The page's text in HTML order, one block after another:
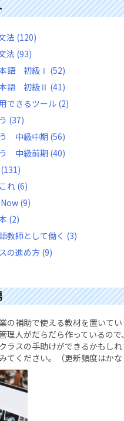
法 (120)
法 (93)
語 初級Ⅰ (52)
語 初級Ⅱ (41)
できるツール (2)
(37)
中級中期 (56)
中級前期 (40)
(131)
れ (6)
(9)
(2)
教師として働く (3)
の進め方 (9)
の補助で使える教材を置いてい
理人がだらだら作っているの
ラスの手助けができるかもし
てください。（更新頻度はかな